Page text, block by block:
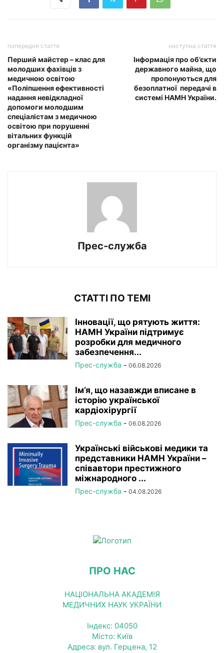
попередня стаття
Перший майстер – клас для
молодших фахівців з
медичною освітою
«Поліпшення ефективності
надання невідкладної
допомоги молодшим
спеціалістам з медичною
освітою при порушенні
вітальних функцій
організму пацієнта»
наступна стаття
Інформація про об’єкти
державного майна, що
пропонуються для
безоплатної передачі в
системі НАМН України.
Прес-служба
СТАТТІ ПО ТЕМІ
Інновації, що рятують життя:
НАМН України підтримує
розробки для медичного
забезпечення...
Прес-служба - 06.08.2026
Ім’я, що назавжди вписане в
історію української
кардіохірургії
Прес-служба - 06.08.2026
Українські військові медики та
представники НАМН України –
співавтори престижного
міжнародного ...
Прес-служба - 04.08.2026
ПРО НАС
НАЦІОНАЛЬНА АКАДЕМІЯ
МЕДИЧНИХ НАУК УКРАЇНИ
Індекс: 04050
Місто: Київ
Адреса: вул. Герцена, 12